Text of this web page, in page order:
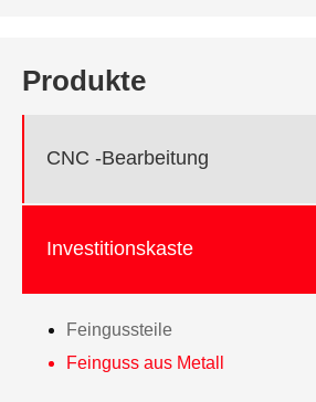
Produkte
CNC -Bearbeitung
Investitionskaste
Feingussteile
Feinguss aus Metall